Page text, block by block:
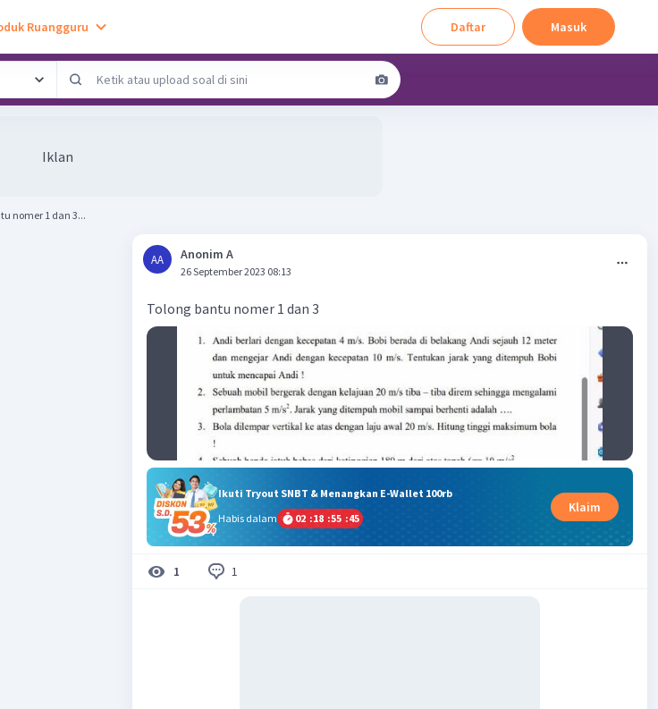
Ruangguru Daftar Masuk
Iklan
nomer 1 dan 3...
AA Anonim A
26 September 2023 08:13
Tolong bantu nomer 1 dan 3
Ikuti Tryout SNBT & Menangkan E-Wallet 100rb
Habis dalam
02 :18 :55 :45
Klaim
1 1